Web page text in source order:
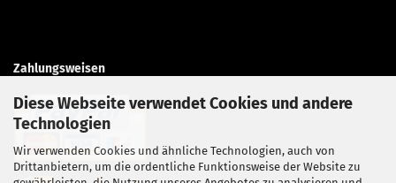
Diese Webseite verwendet Cookies und andere
Technologien
Wir verwenden Cookies und ähnliche Technologien, auch von
Drittanbietern, um die ordentliche Funktionsweise der Website zu
Zahlungsweisen